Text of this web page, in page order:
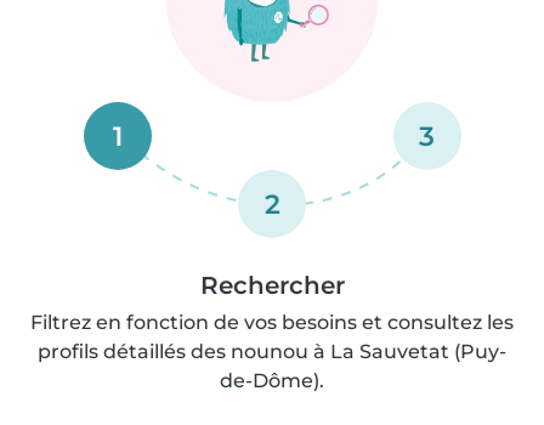
1
2
3
Rechercher
Filtrez en fonction de vos besoins et consultez les
profils détaillés des nounou à La Sauvetat (Puy-
de-Dôme).